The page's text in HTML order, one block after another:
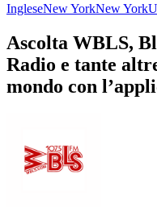
IngleseNew YorkNew York
Ascolta WBLS,
Radio e tante
mondo con